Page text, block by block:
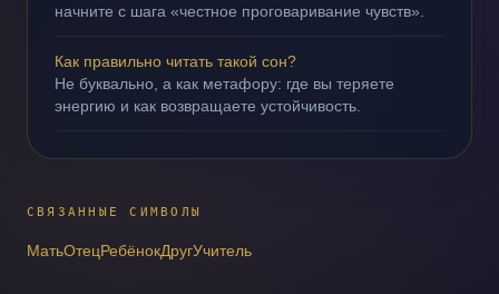
начните с шага «честное проговаривание чувств».
Как правильно читать такой сон?
Не буквально, а как метафору: где вы теряете
энергию и как возвращаете устойчивость.
СВЯЗАННЫЕ СИМВОЛЫ
МатьОтецРебёнокДругУчитель